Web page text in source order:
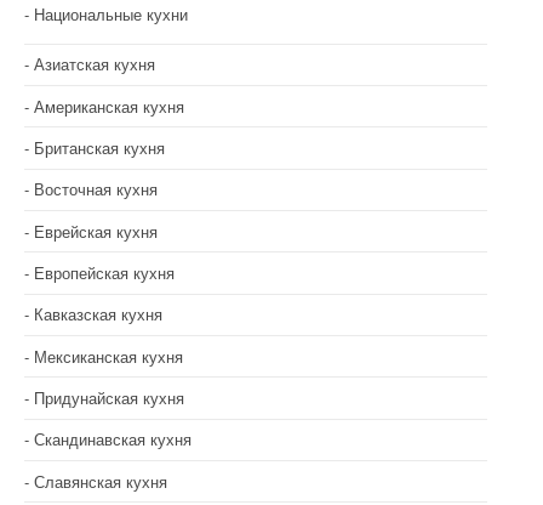
Национальные кухни
Азиатская кухня
Американская кухня
Британская кухня
Восточная кухня
Еврейская кухня
Европейская кухня
Кавказская кухня
Мексиканская кухня
Придунайская кухня
Скандинавская кухня
Славянская кухня